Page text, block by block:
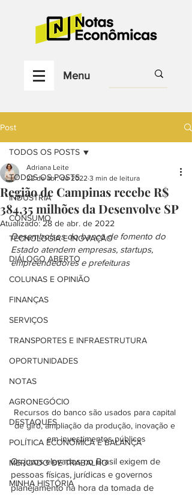
Menu
Post
TODOS OS POSTS
INDÚSTRIA
CONSUMO
TECNOLOGIA E INOVAÇÃO
DIÁLOGO ABERTO
COLUNAS E OPINIÃO
FINANÇAS
SERVIÇOS
TRANSPORTES E INFRAESTRUTURA
OPORTUNIDADES
NOTAS
AGRONEGÓCIO
DESTAQUES
POLÍTICA ECONÔMICA E BALANÇA
MERCADO DE TRABALHO
MINHA HISTÓRIA
TODOS OS POSTS
Região de Campinas recebe R$
384,35 milhões da Desenvolve SP
Adriana Leite
22 de abr. de 2022 3 min de leitura
Atualizado:28 de abr. de 2022
Desembolsos do banco de fomento do
Estado atendem empresas, startups,
empreendedores e prefeituras
Recursos do banco são usados para capital
de giro, ampliação da produção, inovação e
em investimentos públicos
Os juros elevados no Brasil exigem de
pessoas físicas, jurídicas e governos
planejamento na hora da tomada de